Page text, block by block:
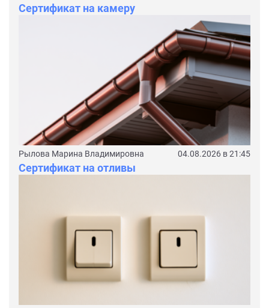
Сертификат на камеру
Рылова Марина Владимировна 04.08.2026 в 21:45
Сертификат на отливы